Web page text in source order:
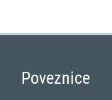
Poveznice